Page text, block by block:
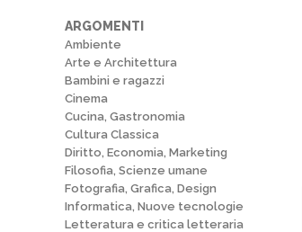
ARGOMENTI
Ambiente
Arte e Architettura
Bambini e ragazzi
Cinema
Cucina, Gastronomia
Cultura Classica
Diritto, Economia, Marketing
Filosofia, Scienze umane
Fotografia, Grafica, Design
Informatica, Nuove tecnologie
Letteratura e critica letteraria